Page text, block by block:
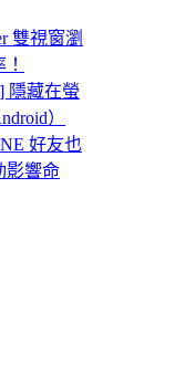
雙視窗瀏
隱藏在螢
）
好友也
影響命